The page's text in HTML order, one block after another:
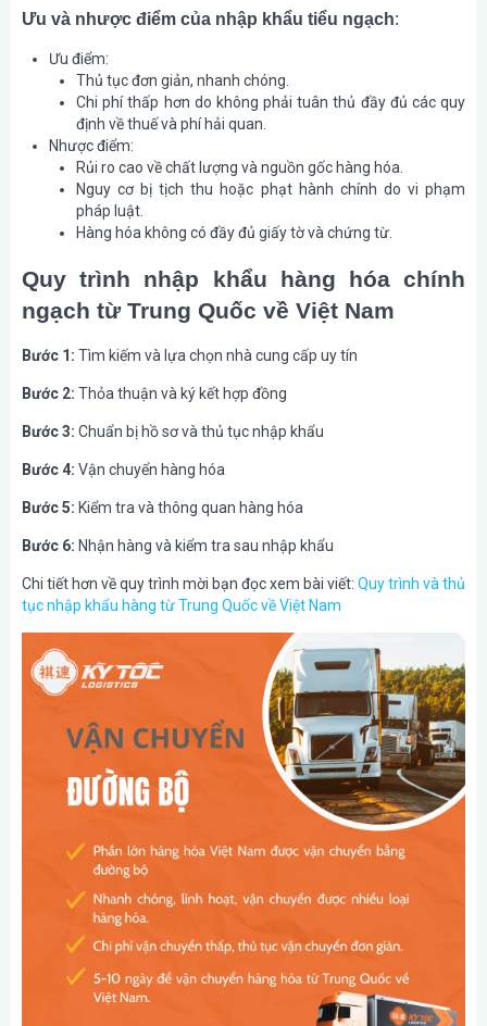
Ưu và nhược điểm của nhập khẩu tiểu ngạch:
Ưu điểm:
Thủ tục đơn giản, nhanh chóng.
Chi phí thấp hơn do không phải tuân thủ đầy đủ các quy
định về thuế và phí hải quan.
Nhược điểm:
Rủi ro cao về chất lượng và nguồn gốc hàng hóa.
Nguy cơ bị tịch thu hoặc phạt hành chính do vi phạm
pháp luật.
Hàng hóa không có đầy đủ giấy tờ và chứng từ.
Quy trình nhập khẩu hàng hóa chính
ngạch từ Trung Quốc về Việt Nam
Bước 1: Tìm kiếm và lựa chọn nhà cung cấp uy tín
Bước 2: Thỏa thuận và ký kết hợp đồng
Bước 3: Chuẩn bị hồ sơ và thủ tục nhập khẩu
Bước 4: Vận chuyển hàng hóa
Bước 5: Kiểm tra và thông quan hàng hóa
Bước 6: Nhận hàng và kiểm tra sau nhập khẩu
Chi tiết hơn về quy trình mời bạn đọc xem bài viết: Quy trình và thủ
tục nhập khẩu hàng từ Trung Quốc về Việt Nam